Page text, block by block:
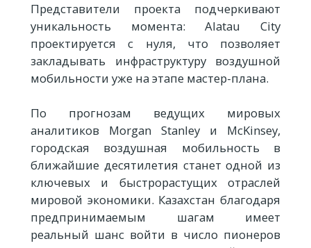
Представители проекта подчеркивают
уникальность момента: Alatau City
проектируется с нуля, что позволяет
закладывать инфраструктуру воздушной
мобильности уже на этапе мастер-плана.
По прогнозам ведущих мировых
аналитиков Morgan Stanley и McKinsey,
городская воздушная мобильность в
ближайшие десятилетия станет одной из
ключевых и быстрорастущих отраслей
мировой экономики. Казахстан благодаря
предпринимаемым шагам имеет
реальный шанс войти в число пионеров